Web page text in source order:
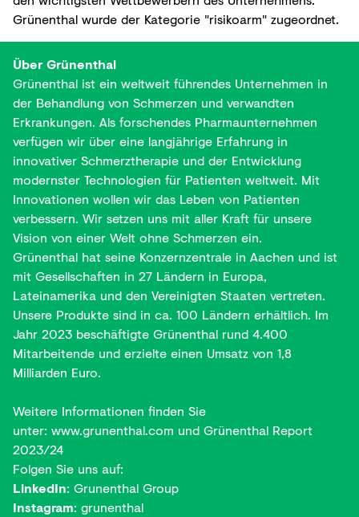
Grünenthal wurde der Kategorie "risikoarm" zugeordnet.
Über Grünenthal
Grünenthal ist ein weltweit führendes Unternehmen in
der Behandlung von Schmerzen und verwandten
Erkrankungen. Als forschendes Pharmaunternehmen
verfügen wir über eine langjährige Erfahrung in
innovativer Schmerztherapie und der Entwicklung
modernster Technologien für Patienten weltweit. Mit
Innovationen wollen wir das Leben von Patienten
verbessern. Wir setzen uns mit aller Kraft für unsere
Vision von einer Welt ohne Schmerzen ein.
Grünenthal hat seine Konzernzentrale in Aachen und ist
mit Gesellschaften in 27 Ländern in Europa,
Lateinamerika und den Vereinigten Staaten vertreten.
Unsere Produkte sind in ca. 100 Ländern erhältlich. Im
Jahr 2023 beschäftigte Grünenthal rund 4.400
Mitarbeitende und erzielte einen Umsatz von 1,8
Milliarden Euro.
Weitere Informationen finden Sie
unter: www.grunenthal.com und Grünenthal Report
2023/24
Folgen Sie uns auf:
LinkedIn: Grunenthal Group
Instagram: grunenthal